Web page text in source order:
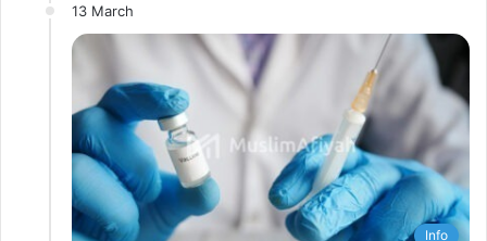
13 March
Info